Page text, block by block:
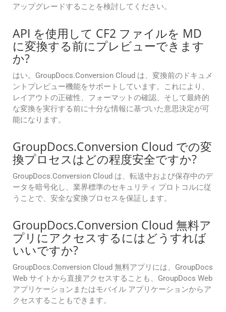
アップグレードすることを検討してください。
API を使用して CF2 ファイルを MD
に変換する前にプレビューできます
か?
はい。GroupDocs.Conversion Cloud は、変換前のドキュメ
ントプレビュー機能をサポートしています。これにより、
レイアウトの正確性、フォーマットの確認、そして最終的
な変換を実行する前に十分な情報に基づいた意思決定が可
能になります。
GroupDocs.Conversion Cloud での変
換プロセスはどの程度安全ですか?
GroupDocs.Conversion Cloud は、転送中および保存中のデ
ータを暗号化し、業界標準のセキュリティ プロトコルに従
うことで、安全な変換プロセスを保証します。
GroupDocs.Conversion Cloud 無料ア
プリにアクセスするにはどうすれば
いいですか?
GroupDocs.Conversion Cloud 無料アプリには、GroupDocs
Web サイトから直接アクセスすることも、GroupDocs Web
アプリケーションまたはモバイル アプリケーションからア
クセスすることもできます。